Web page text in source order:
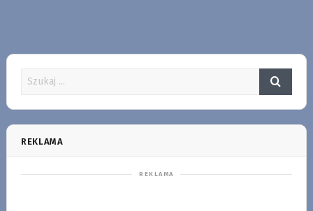
REKLAMA